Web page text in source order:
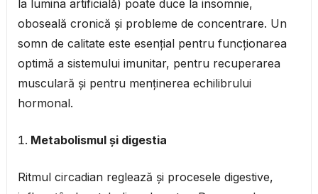
la lumina artificială) poate duce la insomnie,
oboseală cronică și probleme de concentrare. Un
somn de calitate este esențial pentru funcționarea
optimă a sistemului imunitar, pentru recuperarea
musculară și pentru menținerea echilibrului
hormonal.
Metabolismul și digestia
Ritmul circadian reglează și procesele digestive,